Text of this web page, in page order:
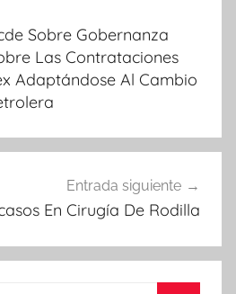
Sobre Gobernanza
Las Contrataciones
Adaptándose Al Cambio
Entrada siguiente
En Cirugía De Rodilla